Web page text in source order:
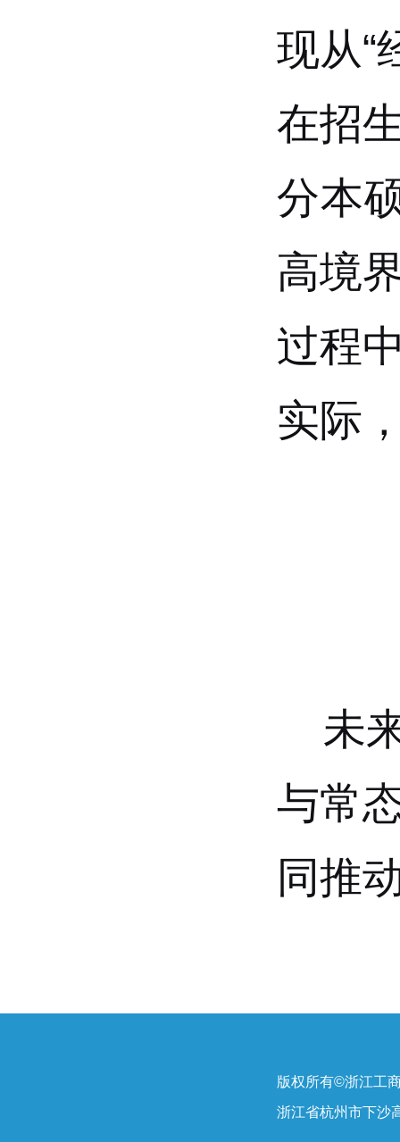
现从“
在招
分本
高境
过程
实际
未来
与常
同推
版权所有©浙江工
浙江省杭州市下沙